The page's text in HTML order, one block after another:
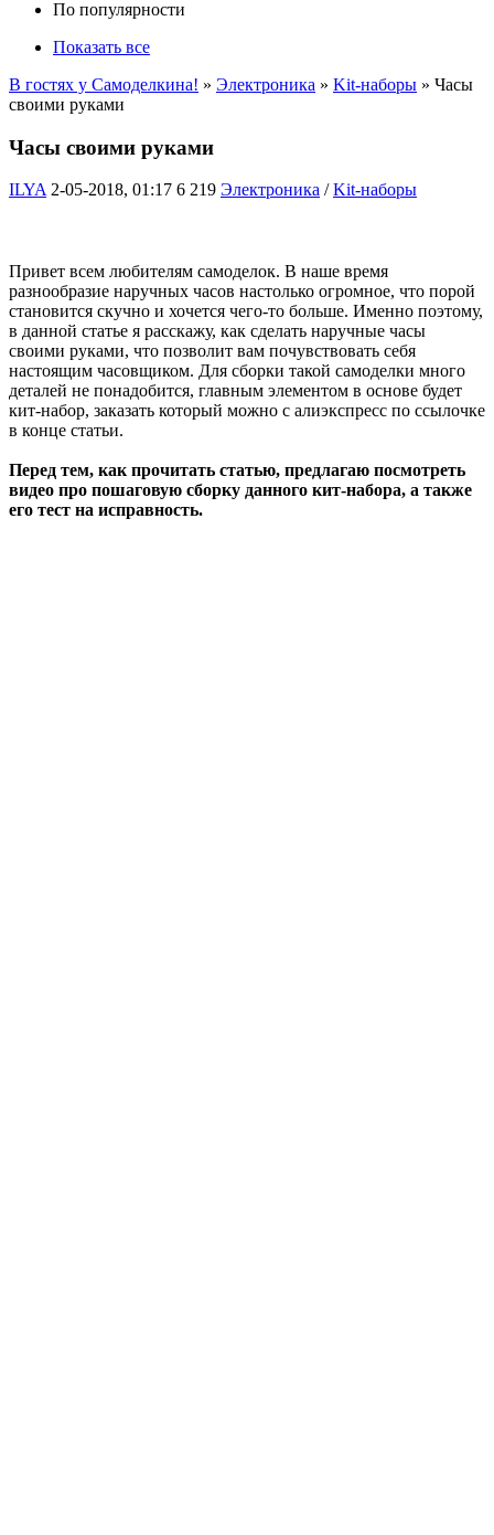
По популярности
Показать все
В гостях у Самоделкина! » Электроника » Kit-наборы » Часы
своими руками
Часы своими руками
ILYA 2-05-2018, 01:17 6 219 Электроника /Kit-наборы
Привет всем любителям самоделок. В наше время
разнообразие наручных часов настолько огромное, что порой
становится скучно и хочется чего-то больше. Именно поэтому,
в данной статье я расскажу, как сделать наручные часы
своими руками, что позволит вам почувствовать себя
настоящим часовщиком. Для сборки такой самоделки много
деталей не понадобится, главным элементом в основе будет
кит-набор, заказать который можно с алиэкспресс по ссылочке
в конце статьи.
Перед тем, как прочитать статью, предлагаю посмотреть
видео про пошаговую сборку данного кит-набора, а также
его тест на исправность.